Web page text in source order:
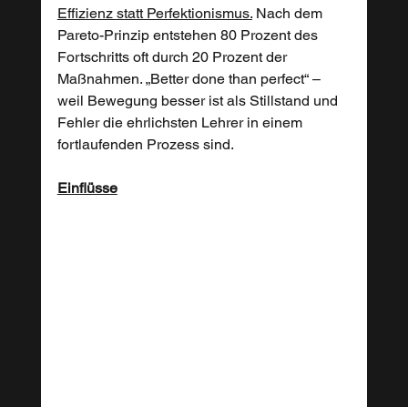
Effizienz statt Perfektionismus. Nach dem
Pareto-Prinzip entstehen 80 Prozent des
Fortschritts oft durch 20 Prozent der
Maßnahmen. „Better done than perfect“ –
weil Bewegung besser ist als Stillstand und
Fehler die ehrlichsten Lehrer in einem
fortlaufenden Prozess sind.
Einflüsse